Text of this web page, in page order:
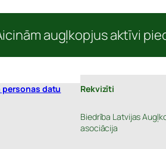
augļkopjus aktīvi
datu
Rekvizīti
Biedrība Latvijas
asociācija